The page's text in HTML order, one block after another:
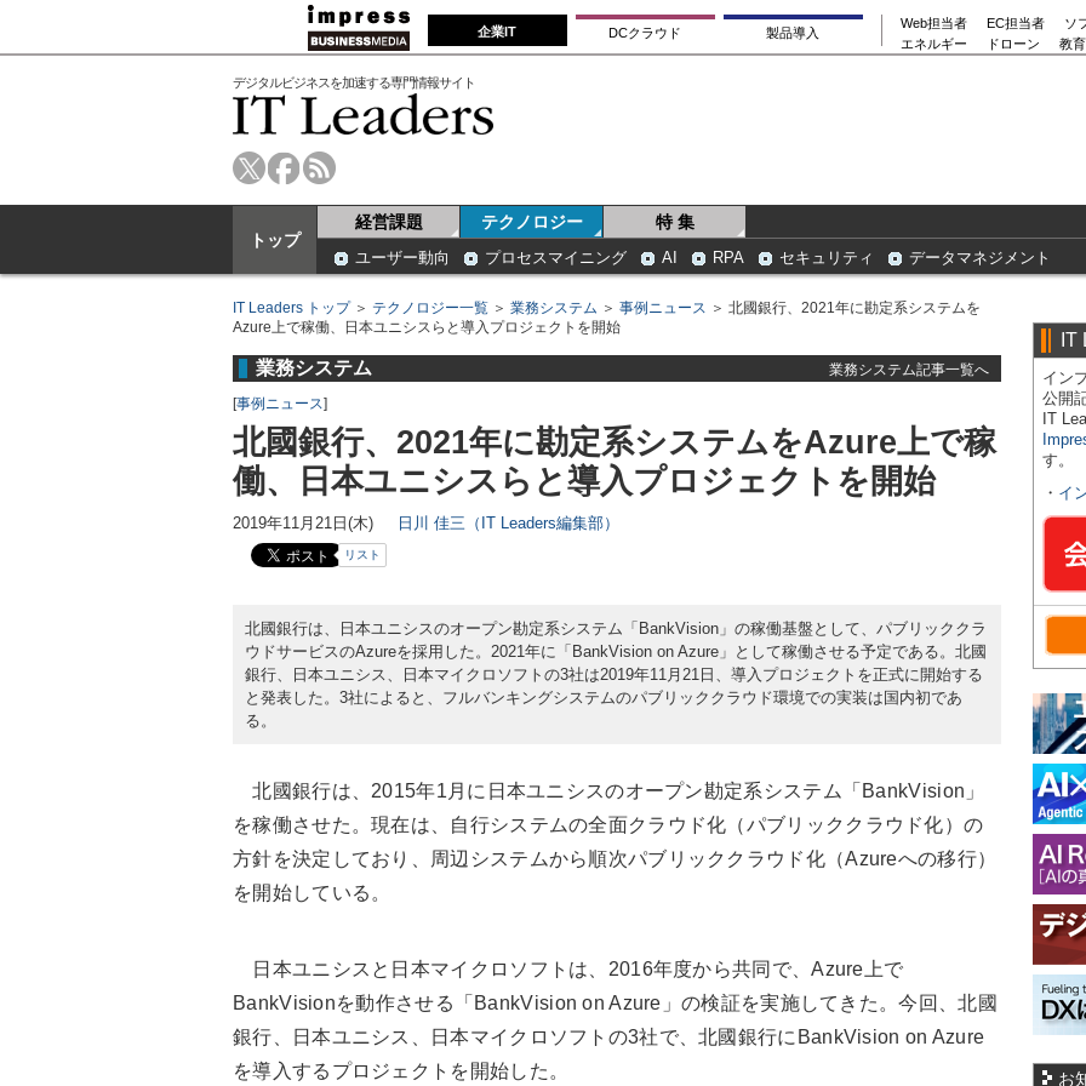
企業IT DCクラウド 製品導入
Web担当者 EC担当者
ソ
エネルギー
ドローン 教
デジタルビジネスを加速する専門情報サイト
トップ
経営課題 テクノロジー 特 集
ユーザー動向 プロセスマイニング AI RPA セキュリティ データマネジメント
IT Leaders トップ＞ テクノロジー一覧 ＞ 業務システム ＞ 事例ニュース ＞ 北國銀行、2021年に勘定系システムを
Azure上で稼働、日本ユニシスらと導入プロジェクトを開始
業務システム
業務システム記事一覧へ
[事例ニュース]
北國銀行、2021年に勘定系システムをAzure上で稼
働、日本ユニシスらと導入プロジェクトを開始
2019年11月21日(木) 日川 佳三（IT Leaders編集部）
リスト
北國銀行は、日本ユニシスのオープン勘定系システム「BankVision」の稼働基盤として、パブリッククラ
ウドサービスのAzureを採用した。2021年に「BankVision on Azure」として稼働させる予定である。北國
銀行、日本ユニシス、日本マイクロソフトの3社は2019年11月21日、導入プロジェクトを正式に開始する
と発表した。3社によると、フルバンキングシステムのパブリッククラウド環境での実装は国内初であ
る。
北國銀行は、2015年1月に日本ユニシスのオープン勘定系システム「BankVision」
を稼働させた。現在は、自行システムの全面クラウド化（パブリッククラウド化）の
方針を決定しており、周辺システムから順次パブリッククラウド化（Azureへの移行）
を開始している。
日本ユニシスと日本マイクロソフトは、2016年度から共同で、Azure上で
BankVisionを動作させる「BankVision on Azure」の検証を実施してきた。今回、北國
銀行、日本ユニシス、日本マイクロソフトの3社で、北國銀行にBankVision on Azure
を導入するプロジェクトを開始した。
IT
イン
公開
IT
す。
・ イ
お